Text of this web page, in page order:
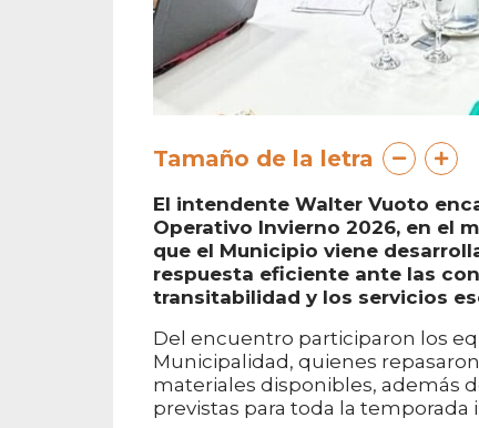
Tamaño de la letra
El intendente Walter Vuoto
Operativo Invierno 2026, en el
que el Municipio viene
respuesta eficiente ante las
transitabilidad y los servicios
Del encuentro participaron los
Municipalidad, quienes
materiales disponibles, además
previstas para toda la temporada